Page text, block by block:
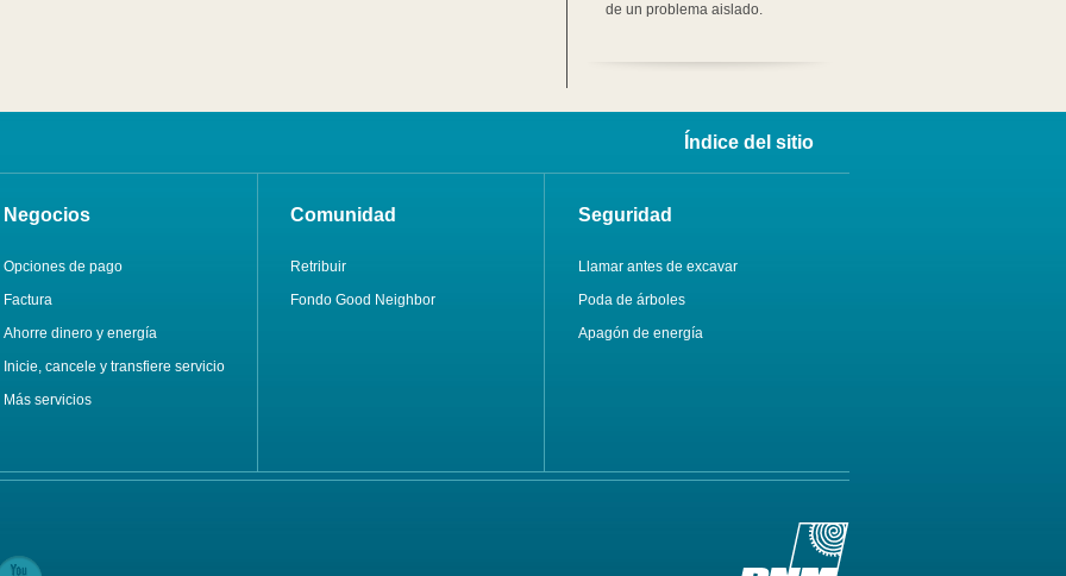
de un problema aislado.
Índice del sitio
Negocios
Opciones de pago
Factura
Ahorre dinero y energía
Inicie, cancele y transfiere servicio
Más servicios
Comunidad
Retribuir
Fondo Good Neighbor
Seguridad
Llamar antes de excavar
Poda de árboles
Apagón de energía